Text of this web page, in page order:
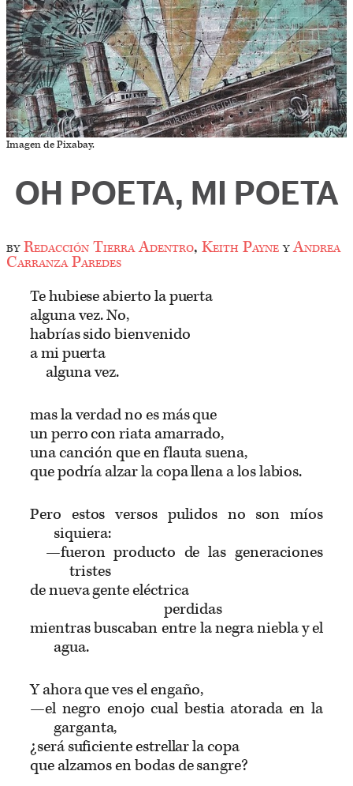
Imagen de Pixabay.
OH POETA, MI POETA
byRedacción Tierra Adentro, Keith PayneyAndrea
Carranza Paredes
Te hubiese abierto la puerta
alguna vez. No,
habrías sido bienvenido
a mi puerta
alguna vez.
mas la verdad no es más que
un perro con riata amarrado,
una canción que en flauta suena,
que podría alzar la copa llena a los labios.
Pero estos versos pulidos no son míos
siquiera:
—fueron producto de las generaciones
tristes
de nueva gente eléctrica
perdidas
mientras buscaban entre la negra niebla y el
agua.
Y ahora que ves el engaño,
—el negro enojo cual bestia atorada en la
garganta,
¿será suficiente estrellar la copa
que alzamos en bodas de sangre?